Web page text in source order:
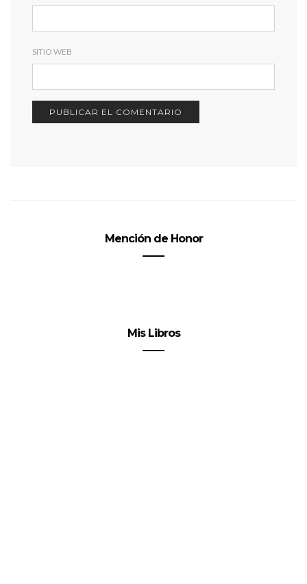
SITIO WEB
Mención de Honor
Mis Libros